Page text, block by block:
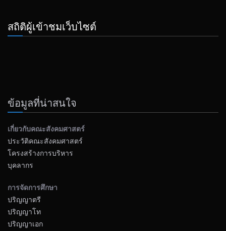
สถิติผู้เข้าชมเว็บไซต์
ข้อมูลที่น่าสนใจ
เกี่ยวกับคณะสังคมศาสตร์
ประวัติคณะสังคมศาสตร์
โครงสร้างการบริหาร
บุคลากร
การจัดการศึกษา
ปริญญาตรี
ปริญญาโท
ปริญญาเอก